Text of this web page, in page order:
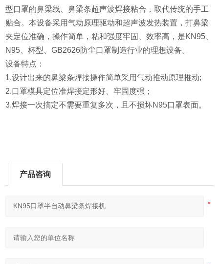
型口罩的鼻梁线、鼻梁条超声波焊接粘合，取代传统的手工
贴合。本设备采用气动原理驱动和超声波发热装置，打鼻梁
夹定位准确，操作简单，粘和强度牢固、效率高，是KN95、
N95、杯型、GB2626防尘口罩制造行业的理想设备。
设备特点：
1.设计出来的鼻梁条焊接操作简单采用气动推动原理推动;
2.口罩模具定位准焊接定形好、牢固度强；
3.焊接一次搞定不需要重复多次，且不损坏N95口罩表面。
产品咨询